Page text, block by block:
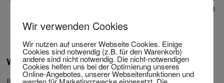
den Arbeitgeber informieren (es gibt von diesem
zunächst Lohnfortzahlung für 6 Wochen)
Wie viel Schmerzensgeld können Sie erhalten?
Wir verwenden Cookies
Wir nutzen auf unserer Webseite Cookies. Einige
Cookies sind notwendig (z.B. für den Warenkorb)
andere sind nicht notwendig. Die nicht-notwendigen
Cookies helfen uns bei der Optimierung unseres
Online-Angebotes, unserer Webseitenfunktionen und